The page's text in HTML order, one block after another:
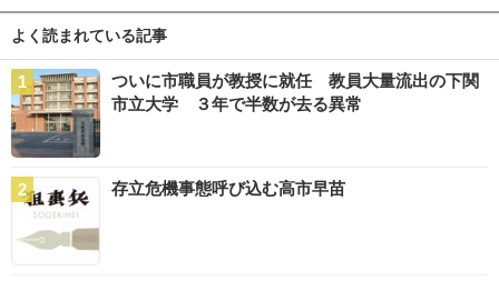
よく読まれている記事
ついに市職員が教授に就任 教員大量流出の下関
市立大学 ３年で半数が去る異常
存立危機事態呼び込む高市早苗